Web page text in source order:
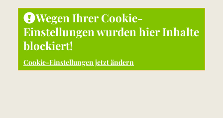
Wegen Ihrer Cookie-
Einstellungen wurden hier Inhalte
blockiert!
Cookie-Einstellungen jetzt ändern